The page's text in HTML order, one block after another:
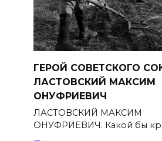
ГЕРОЙ СОВЕТСКОГО
ЛАСТОВСКИЙ МАКСИМ
ОНУФРИЕВИЧ
ЛАСТОВСКИЙ МАКСИМ
ОНУФРИЕВИЧ. Какой бы